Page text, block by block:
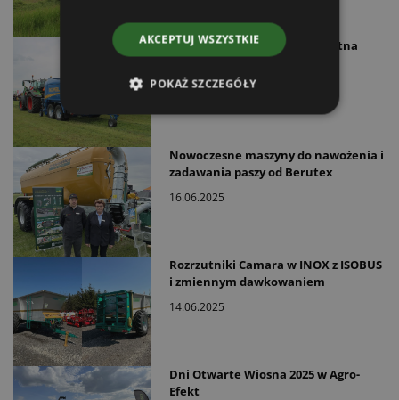
Nowość od Göweil – inteligentna
owijarka ze stoperem bel już
dostępna w Polsce
Nowoczesne maszyny do nawożenia i
zadawania paszy od Berutex
16.06.2025
Rozrzutniki Camara w INOX z ISOBUS
i zmiennym dawkowaniem
14.06.2025
Dni Otwarte Wiosna 2025 w Agro-
Efekt
AKCEPTUJ WSZYSTKIE
POKAŻ SZCZEGÓŁY